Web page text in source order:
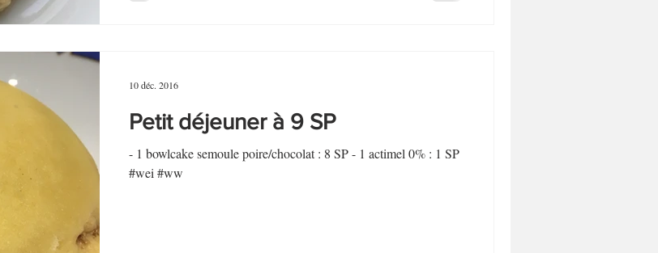
Desserts aux fruits
Entrées froides
Petit déjeuner à 9 SP
- 1 bowlcake semoule poire/chocolat : 8 SP - 1 actimel 0% : 1 SP
#wei #ww
10 déc. 2016